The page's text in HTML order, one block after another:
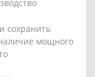
сохранить
мощного